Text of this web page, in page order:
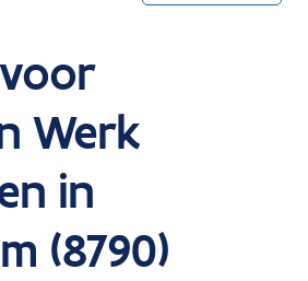
Werk
in
(8790)